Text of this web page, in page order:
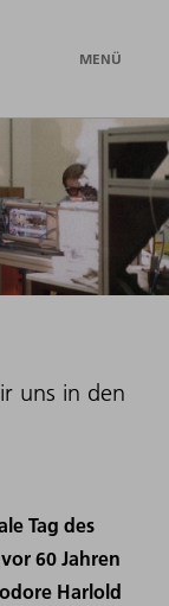
MENÜ
uns in den
Tag des
60 Jahren
Harlold